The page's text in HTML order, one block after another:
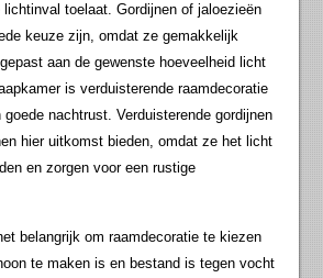
lichtinval toelaat. Gordijnen of jaloezieën
keuze zijn, omdat ze gemakkelijk
aan de gewenste hoeveelheid licht
is verduisterende raamdecoratie
nachtrust. Verduisterende gordijnen
hier uitkomst bieden, omdat ze het licht
en zorgen voor een rustige
belangrijk om raamdecoratie te kiezen
te maken is en bestand is tegen vocht